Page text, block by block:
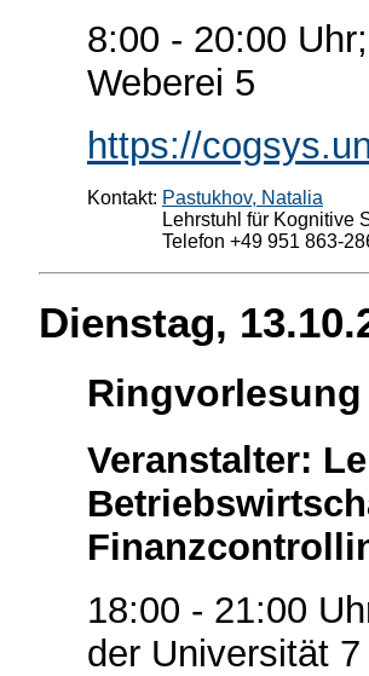
8:00 - 20:00
Weberei 5
https://
Kontakt: Pastukhov, Natalia
Lehrstuhl für Kognitive
Telefon +49 951 863-
Dienstag,
Veranstalter:
18:00 - 21:00
der Universität 7